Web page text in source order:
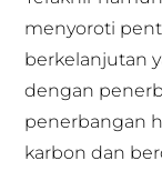
menyoroti
berkelanjutan
dengan
penerbangan
karbon dan